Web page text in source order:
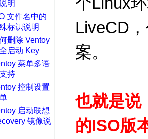
明
文件名中的
标识说明
删除 Ventoy
启动 Key
菜单多语
持
控制设置
启动联想
镜像说
LiveCD
案。
也就是说
的ISO版